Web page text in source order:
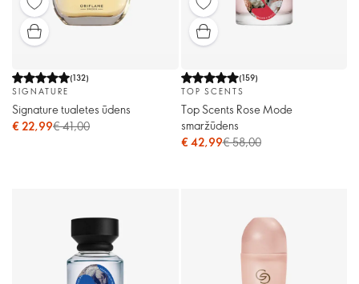
(132)
SIGNATURE
Signature tualetes ūdens
€ 22,99€ 41,00
(159)
TOP SCENTS
Top Scents Rose Mode
smaržūdens
€ 42,99€ 58,00